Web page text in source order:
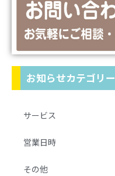
お知らせカテゴリー
サービス
営業日時
その他